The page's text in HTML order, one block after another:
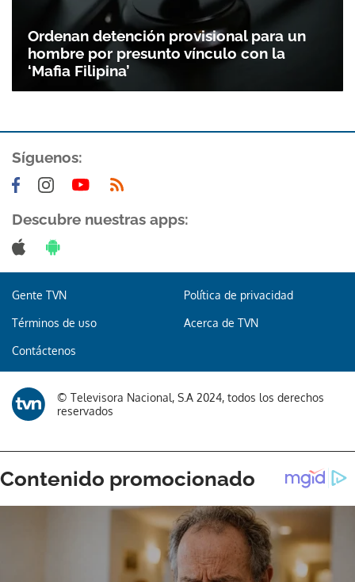
Gracias por suscribirte a nuestro boletín.
ACEPTAR
Ordenan detención provisional para un
hombre por presunto vínculo con la
‘Mafia Filipina’
Síguenos:
Descubre nuestras apps:
Gente TVN Política de privacidad
Términos de uso Acerca de TVN
Contáctenos
© Televisora Nacional, S.A 2024, todos los derechos
reservados